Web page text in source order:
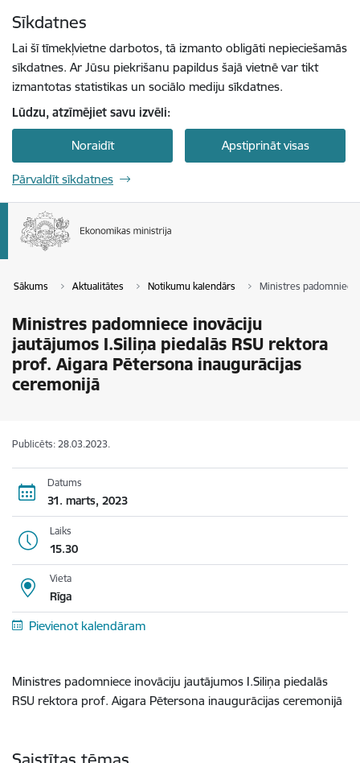
Sīkdatnes
Lai šī tīmekļvietne darbotos, tā izmanto obligāti nepieciešamās
sīkdatnes. Ar Jūsu piekrišanu papildus šajā vietnē var tikt
izmantotas statistikas un sociālo mediju sīkdatnes.
Lūdzu, atzīmējiet savu izvēli:
Noraidīt Apstiprināt visas
Pārvaldīt sīkdatnes
Sākums Aktualitātes Notikumu kalendārs Ministres padomniece
Ministres padomniece inovāciju
jautājumos I.Siliņa piedalās RSU rektora
prof. Aigara Pētersona inaugurācijas
ceremonijā
Publicēts: 28.03.2023.
Datums
31. marts, 2023
Laiks
15.30
Vieta
Rīga
Pievienot kalendāram
Ministres padomniece inovāciju jautājumos I.Siliņa piedalās
RSU rektora prof. Aigara Pētersona inaugurācijas ceremonijā